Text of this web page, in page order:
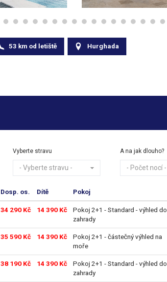
53 km od letiště Hurghada
Vyberte stravu
- Vyberte stravu -
A na jak dlouho?
- Počet nocí -
Dosp. os. Dítě Pokoj
34 290 Kč 14 390 Kč
Pokoj 2+1 - Standard - výhled do
zahrady
35 590 Kč 14 390 Kč
Pokoj 2+1 - částečný výhled na
moře
38 190 Kč 14 390 Kč
Pokoj 2+1 - Standard - výhled do
zahrady